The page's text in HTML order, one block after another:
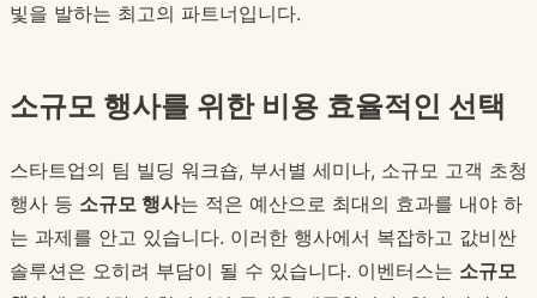
빛을 발하는 최고의 파트너입니다.
소규모 행사를 위한 비용 효율적인 선택
스타트업의 팀 빌딩 워크숍, 부서별 세미나, 소규모 고객 초청
행사 등 소규모 행사는 적은 예산으로 최대의 효과를 내야 하
는 과제를 안고 있습니다. 이러한 행사에서 복잡하고 값비싼
솔루션은 오히려 부담이 될 수 있습니다. 이벤터스는 소규모